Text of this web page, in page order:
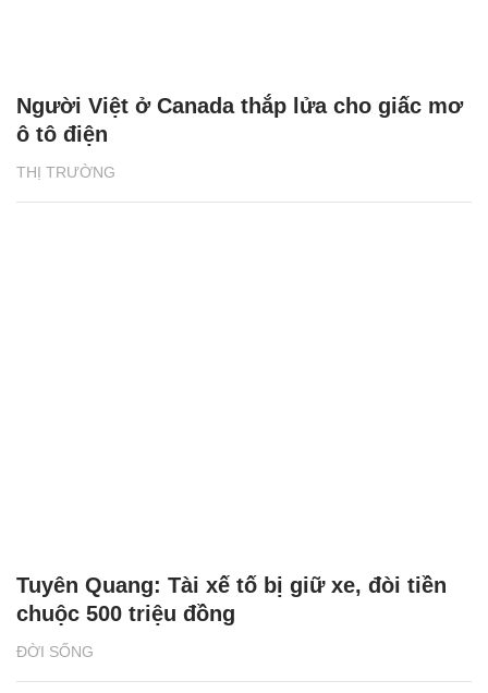
THỊ TRƯỜNG
Người Việt ở Canada thắp lửa cho giấc mơ
ô tô điện
ĐỜI SỐNG
Tuyên Quang: Tài xế tố bị giữ xe, đòi tiền
chuộc 500 triệu đồng